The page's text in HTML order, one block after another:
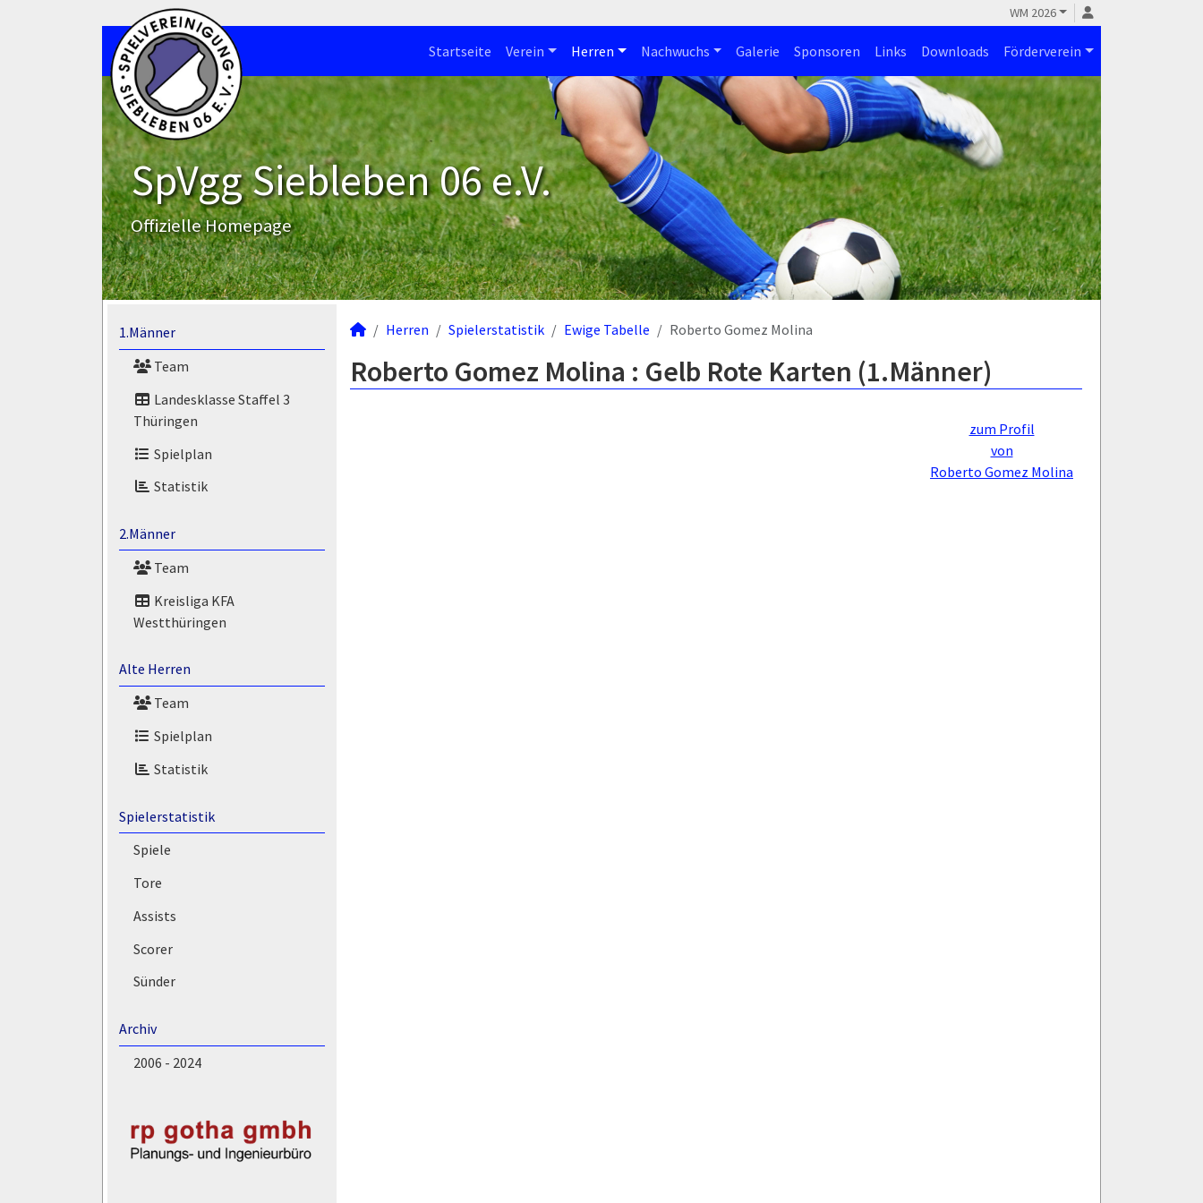
WM 2026
Startseite Verein Herren Nachwuchs Galerie Sponsoren Links Downloads Förderverein
SpVgg Siebleben 06 e.V.
Offizielle Homepage
1.Männer
Team
Landesklasse Staffel 3
Thüringen
Spielplan
Statistik
2.Männer
Team
Kreisliga KFA
Westthüringen
Alte Herren
Team
Spielplan
Statistik
Spielerstatistik
Spiele
Tore
Assists
Scorer
Sünder
Archiv
2006 - 2024
Herren Spielerstatistik Ewige Tabelle Roberto Gomez Molina
Roberto Gomez Molina : Gelb Rote Karten (1.Männer)
zum Profil
von
Roberto Gomez Molina